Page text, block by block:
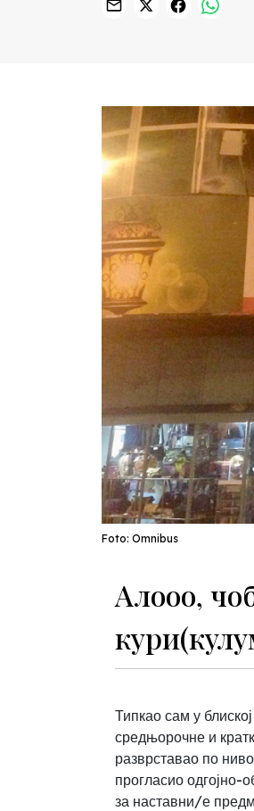
Foto: Omnibus
Алооо,
Типкао сам у
средњорочне и
разврставао по
прогласио одгојно-
за наставни/е